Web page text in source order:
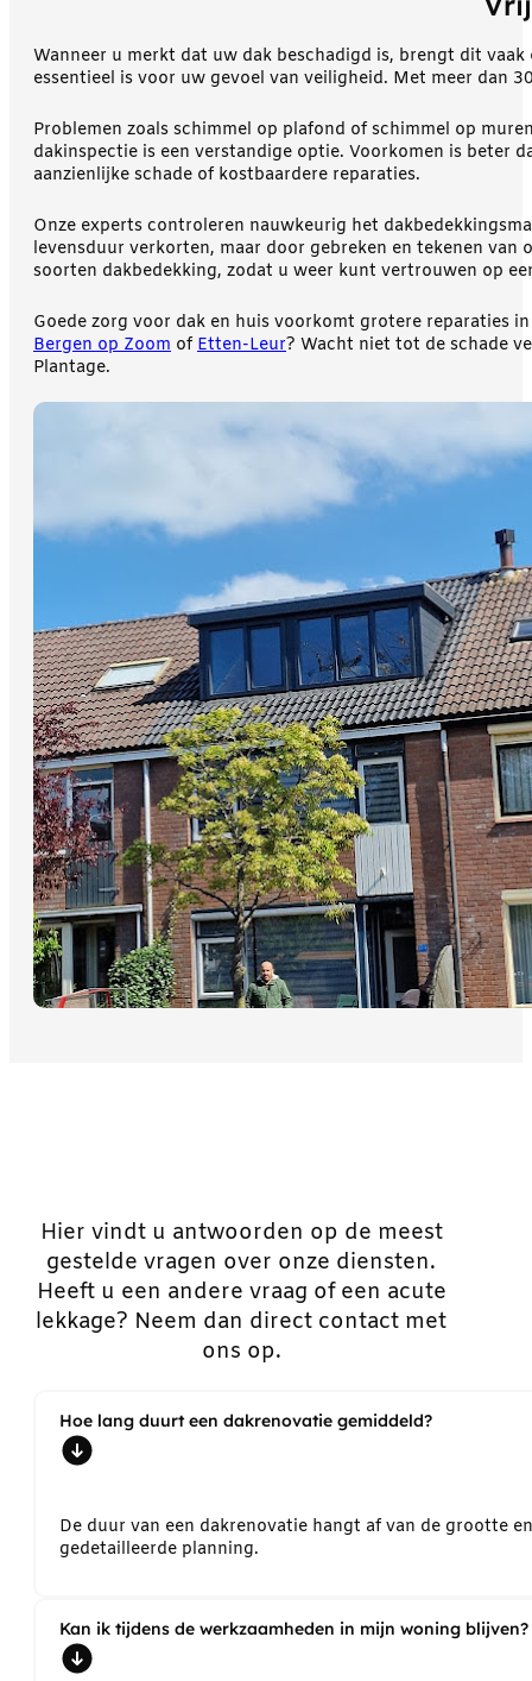
Wanneer u merkt dat uw dak beschadigd is, brengt dit
essentieel is voor uw gevoel van veiligheid. Met meer dan
Problemen zoals schimmel op plafond of schimmel op
dakinspectie is een verstandige optie. Voorkomen is beter
aanzienlijke schade of kostbaardere reparaties.
Onze experts controleren nauwkeurig het
levensduur verkorten, maar door gebreken en tekenen
soorten dakbedekking, zodat u weer kunt vertrouwen op
Goede zorg voor dak en huis voorkomt grotere reparaties
Bergen op Zoom of Etten-Leur? Wacht niet tot de schade
Plantage.
Hier vindt u antwoorden op de meest
gestelde vragen over onze diensten.
Heeft u een andere vraag of een acute
lekkage? Neem dan direct contact met
ons op.
Hoe lang duurt een dakrenovatie gemiddeld?
De duur van een dakrenovatie hangt af van de grootte
gedetailleerde planning.
Kan ik tijdens de werkzaamheden in mijn woning blijven?